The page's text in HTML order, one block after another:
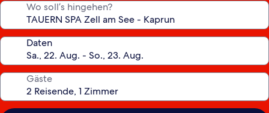
Wo soll’s hingehen?
Daten
Gäste